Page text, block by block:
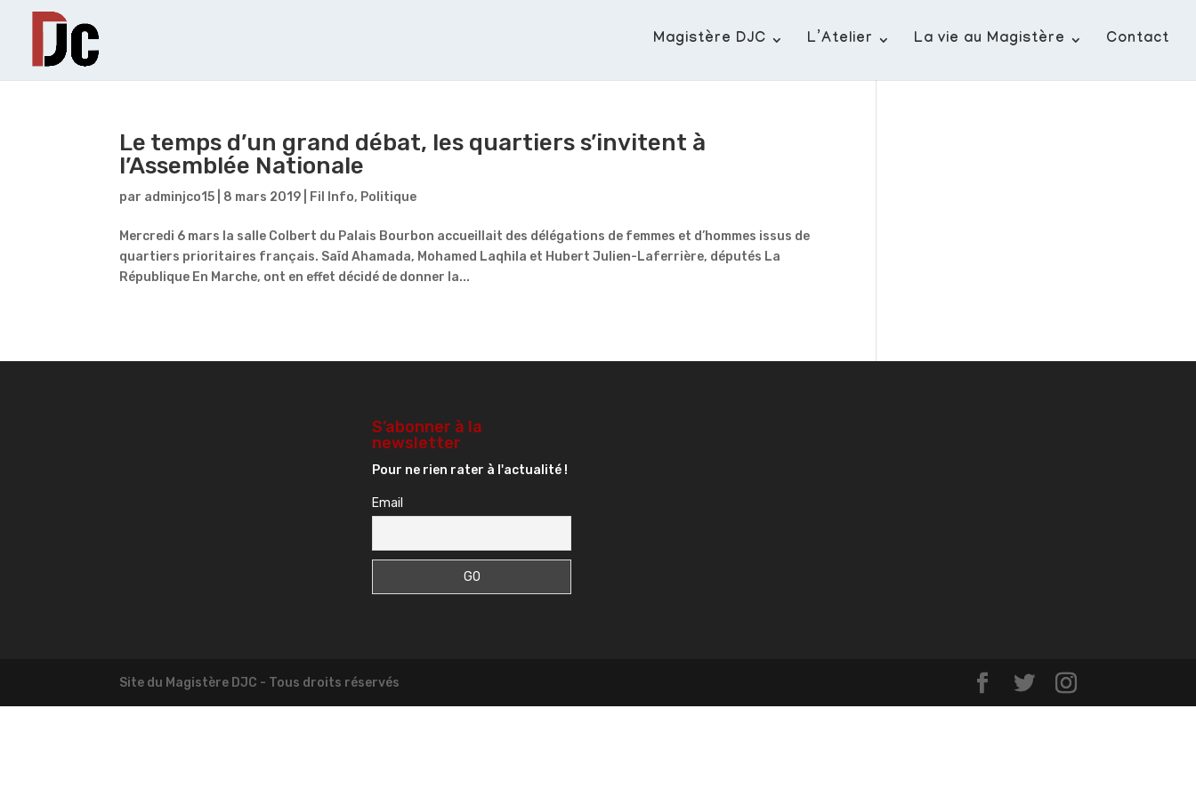
Magistère DJC L’Atelier La vie au Magistère Contact
Le temps d’un grand débat, les quartiers s’invitent à
l’Assemblée Nationale
par adminjco15 8 mars 2019 Fil Info, Politique
Mercredi 6 mars la salle Colbert du Palais Bourbon accueillait des délégations de femmes et d’hommes issus de
quartiers prioritaires français. Saïd Ahamada, Mohamed Laqhila et Hubert Julien-Laferrière, députés La
République En Marche, ont en effet décidé de donner la...
S’abonner à la
newsletter
Pour ne rien rater à l'actualité !
Email
Site du Magistère DJC - Tous droits réservés